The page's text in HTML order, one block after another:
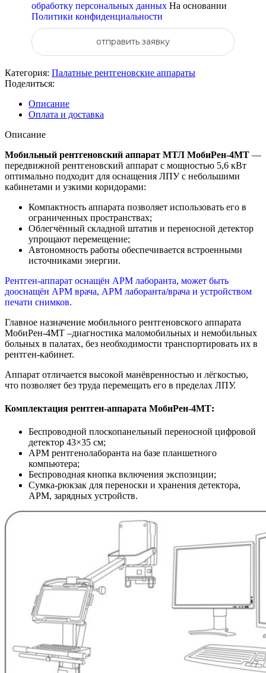
обработку персональных данных На основании
Политики конфиденциальности
отправить заявку
Категория: Палатные рентгеновские аппараты
Поделиться:
Описание
Оплата и доставка
Описание
Мобильный рентгеновский аппарат МТЛ МобиРен-4МТ —
передвижной рентгеновский аппарат с мощностью 5,6 кВт
оптимально подходит для оснащения ЛПУ с небольшими
кабинетами и узкими коридорами:
Компактность аппарата позволяет использовать его в
ограниченных пространствах;
Облегчённый складной штатив и переносной детектор
упрощают перемещение;
Автономность работы обеспечивается встроенными
источниками энергии.
Рентген-аппарат оснащён АРМ лаборанта, может быть
дооснащён АРМ врача, АРМ лаборанта/врача и устройством
печати снимков.
Главное назначение мобильного рентгеновского аппарата
МобиРен-4МТ –диагностика маломобильных и немобильных
больных в палатах, без необходимости транспортировать их в
рентген-кабинет.
Аппарат отличается высокой манёвренностью и лёгкостью,
что позволяет без труда перемещать его в пределах ЛПУ.
Комплектация рентген-аппарата МобиРен-4МТ:
Беспроводной плоскопанельный переносной цифровой
детектор 43×35 см;
АРМ рентгенолаборанта на базе планшетного
компьютера;
Беспроводная кнопка включения экспозиции;
Сумка-рюкзак для переноски и хранения детектора,
АРМ, зарядных устройств.